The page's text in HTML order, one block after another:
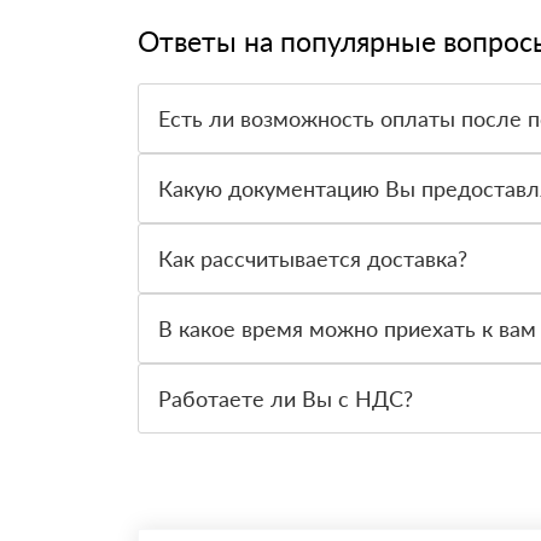
Ответы на популярные
Есть ли возможность оплаты после
вправе от него отказаться.
Какую документацию Вы
Как рассчитывается доставка?
стоимости и сроков доставки, которые
В какое время можно приехать к вам
Работаете ли Вы с НДС?